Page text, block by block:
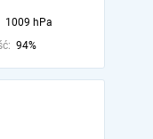
1009 hPa
94%